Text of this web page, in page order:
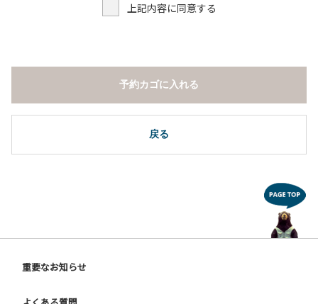
上記内容に同意する
戻る
予約カゴに入れる
重要なお知らせ